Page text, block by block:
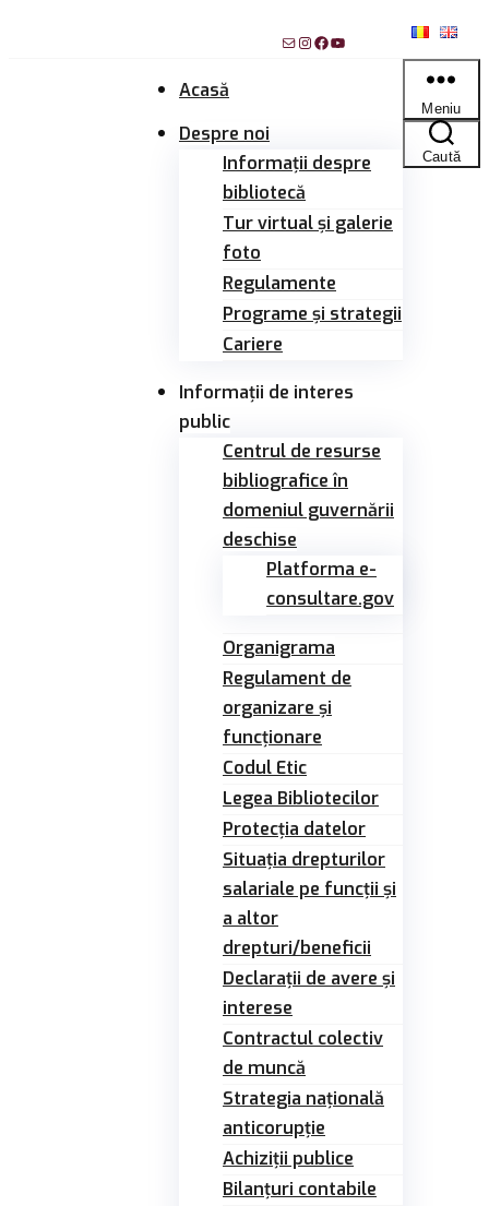
MailInstagram
Facebook
YouTube
Acasă
Despre noi
Informații despre
bibliotecă
Tur virtual și galerie
foto
Regulamente
Programe și strategii
Cariere
Informații de interes
public
Centrul de resurse
bibliografice în
domeniul guvernării
deschise
Platforma e-
consultare.gov
Organigrama
Regulament de
organizare și
funcționare
Codul Etic
Legea Bibliotecilor
Protecția datelor
Situația drepturilor
salariale pe funcții și
a altor
drepturi/beneficii
Declarații de avere și
interese
Contractul colectiv
de muncă
Strategia națională
anticorupție
Achiziții publice
Bilanțuri contabile
Meniu
Caută